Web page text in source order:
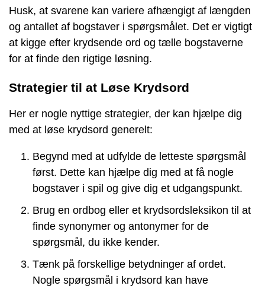
Husk, at svarene kan variere afhængigt af længden
og antallet af bogstaver i spørgsmålet. Det er vigtigt
at kigge efter krydsende ord og tælle bogstaverne
for at finde den rigtige løsning.
Strategier til at Løse Krydsord
Her er nogle nyttige strategier, der kan hjælpe dig
med at løse krydsord generelt:
Begynd med at udfylde de letteste spørgsmål
først. Dette kan hjælpe dig med at få nogle
bogstaver i spil og give dig et udgangspunkt.
Brug en ordbog eller et krydsordsleksikon til at
finde synonymer og antonymer for de
spørgsmål, du ikke kender.
Tænk på forskellige betydninger af ordet.
Nogle spørgsmål i krydsord kan have